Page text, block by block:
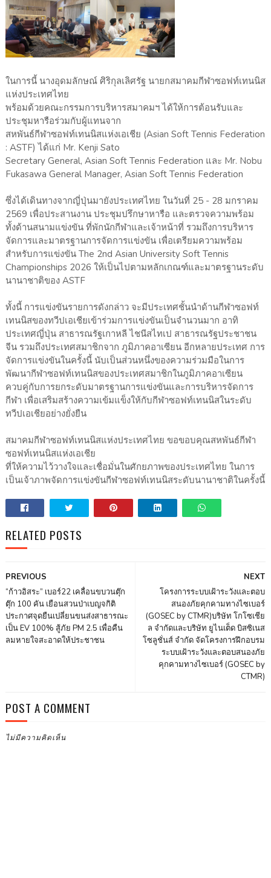
ในการนี้ นางอุดมลักษณ์ ศิริกุลเลิศรัฐ นายกสมาคมกีฬาซอฟท์เทนนิส
แห่งประเทศไทย
พร้อมด้วยคณะกรรมการบริหารสมาคมฯ ได้ให้การต้อนรับและ
ประชุมหารือร่วมกับผู้แทนจาก
สหพันธ์กีฬาซอฟท์เทนนิสแห่งเอเชีย (Asian Soft Tennis Federation
: ASTF) ได้แก่ Mr. Kenji Sato
Secretary General, Asian Soft Tennis Federation และ Mr. Nobu
Fukasawa General Manager, Asian Soft Tennis Federation
ซึ่งได้เดินทางจากญี่ปุ่นมายังประเทศไทย ในวันที่ 25 - 28 มกราคม
2569 เพื่อประสานงาน ประชุมปรึกษาหารือ และตรวจความพร้อม
ทั้งด้านสนามแข่งขัน ที่พักนักกีฬาและเจ้าหน้าที่ รวมถึงการบริหาร
จัดการและมาตรฐานการจัดการแข่งขัน เพื่อเตรียมความพร้อม
สำหรับการแข่งขัน The 2nd Asian University Soft Tennis
Championships 2026 ให้เป็นไปตามหลักเกณฑ์และมาตรฐานระดับ
นานาชาติของ ASTF
ทั้งนี้ การแข่งขันรายการดังกล่าว จะมีประเทศชั้นนำด้านกีฬาซอฟท์
เทนนิสของทวีปเอเชียเข้าร่วมการแข่งขันเป็นจำนวนมาก อาทิ
ประเทศญี่ปุ่น สาธารณรัฐเกาหลี ไชนีสไทเป สาธารณรัฐประชาชน
จีน รวมถึงประเทศสมาชิกจาก ภูมิภาคอาเซียน อีกหลายประเทศ การ
จัดการแข่งขันในครั้งนี้ นับเป็นส่วนหนึ่งของความร่วมมือในการ
พัฒนากีฬาซอฟท์เทนนิสของประเทศสมาชิกในภูมิภาคอาเซียน
ควบคู่กับการยกระดับมาตรฐานการแข่งขันและการบริหารจัดการ
กีฬา เพื่อเสริมสร้างความเข้มแข็งให้กับกีฬาซอฟท์เทนนิสในระดับ
ทวีปเอเชียอย่างยั่งยืน
สมาคมกีฬาซอฟท์เทนนิสแห่งประเทศไทย ขอขอบคุณสหพันธ์กีฬา
ซอฟท์เทนนิสแห่งเอเชีย
ที่ให้ความไว้วางใจและเชื่อมั่นในศักยภาพของประเทศไทย ในการ
เป็นเจ้าภาพจัดการแข่งขันกีฬาซอฟท์เทนนิสระดับนานาชาติในครั้งนี้
RELATED POSTS
NEXT
โครงการระบบเฝ้าระวังและตอบ
สนองภัยคุกคามทางไซเบอร์
(GOSEC by CTMR)บริษัท โกโซเชีย
ล จำกัดและบริษัท ยูไนเต็ด บิสซิเนส
โซลูชั่นส์ จำกัด จัดโครงการฝึกอบรม
ระบบเฝ้าระวังและตอบสนองภัย
คุกคามทางไซเบอร์ (GOSEC by
CTMR)
PREVIOUS
“ก้าวอิสระ” เบอร์22 เคลื่อนขบวนตุ๊ก
ตุ๊ก 100 คัน เยือนสวนป่าเบญจกิติ
ประกาศจุดยืนเปลี่ยนขนส่งสาธารณะ
เป็น EV 100% สู้ภัย PM 2.5 เพื่อคืน
ลมหายใจสะอาดให้ประชาชน
POST A COMMENT
ไม่มีความคิดเห็น